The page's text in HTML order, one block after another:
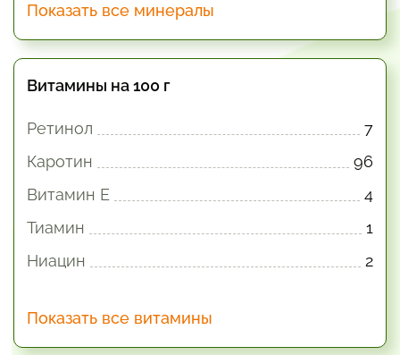
Показать все минералы
Витамины на 100 г
Ретинол
7
Каротин
96
Витамин E
4
Тиамин
1
Ниацин
2
Показать все витамины